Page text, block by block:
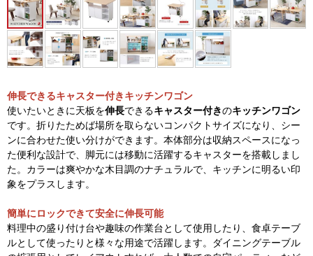
伸長できるキャスター付きキッチンワゴン
使いたいときに天板を伸長できるキャスター付きのキッチンワゴン
です。折りたためば場所を取らないコンパクトサイズになり、シー
ンに合わせた使い分けができます。本体部分は収納スペースになっ
た便利な設計で、脚元には移動に活躍するキャスターを搭載しまし
た。カラーは爽やかな木目調のナチュラルで、キッチンに明るい印
象をプラスします。
簡単にロックできて安全に伸長可能
料理中の盛り付け台や趣味の作業台として使用したり、食卓テーブ
ルとして使ったりと様々な用途で活躍します。ダイニングテーブル